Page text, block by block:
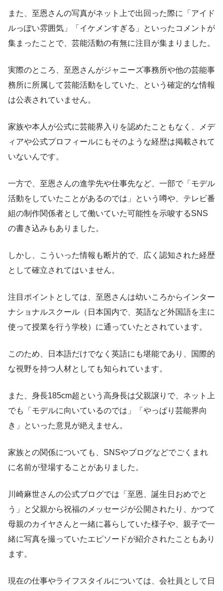
また、至恩さんの写真がネット上で出回った際に「アイド
ルっぽい雰囲気」「イケメンすぎる」といったコメントが
集まったことで、芸能活動の有無に注目が集まりました。
実際のところ、至恩さんがジャニーズ事務所や他の芸能事
務所に所属して芸能活動をしていた、という確定的な情報
は公表されていません。
家族や本人が公式に芸能界入りを認めたこともなく、メデ
ィアや公式プロフィールにもそのような経歴は掲載されて
いないんです。
一方で、至恩さんの進学先や仕事先など、一部で「モデル
活動をしていたことがあるのでは」という噂や、テレビ番
組の制作関係者として働いていた可能性を示唆するSNS
の書き込みもありました。
しかし、こういった情報も断片的で、広く認知された経歴
として確立されてはいません。
注目ポイントとしては、至恩さんは幼いころからインター
ナショナルスクール（日本国内で、英語など外国語を主に
使って授業を行う学校）に通っていたとされています。
このため、日本語だけでなく英語にも堪能であり、国際的
な視野を持つ人材としても知られています。
また、身長185cm超という高身長は父親譲りで、ネット上
でも「モデルに向いているのでは」「やっぱり芸能界向
き」といった意見が絶えません。
家族との関係についても、SNSやブログなどでごくまれ
に名前が登場することがありました。
川崎麻世さんの公式ブログでは「至恩、誕生日おめでと
う」と父親から祝福のメッセージが公開されたり、かつて
母親のカイヤさんと一緒に暮らしていた様子や、親子で一
緒に写真を撮っていたエピソードが紹介されたこともあり
ます。
現在の仕事やライフスタイルについては、会社員として日